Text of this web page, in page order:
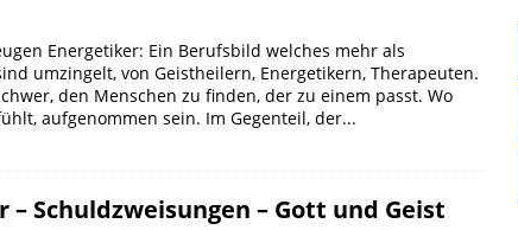
Energetiker: Ein Berufsbild welches mehr als
umzingelt, von Geistheilern, Energetikern, Therapeuten.
den Menschen zu finden, der zu einem passt. Wo
aufgenommen sein. Im Gegenteil, der...
Schuldzweisungen – Gott und Geist